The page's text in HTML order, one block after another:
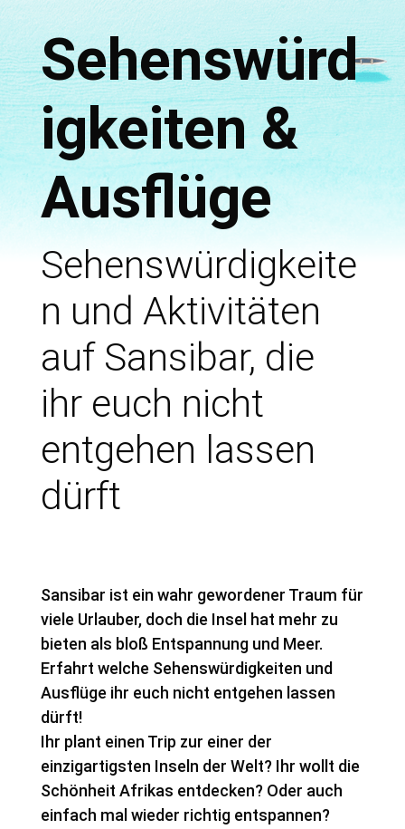
Sehenswürd
igkeiten &
Ausflüge
Sehenswürdigkeite
n und Aktivitäten
auf Sansibar, die
ihr euch nicht
entgehen lassen
dürft
Sansibar ist ein wahr gewordener Traum für
viele Urlauber, doch die Insel hat mehr zu
bieten als bloß Entspannung und Meer.
Erfahrt welche Sehenswürdigkeiten und
Ausflüge ihr euch nicht entgehen lassen
dürft!
Ihr plant einen Trip zur einer der
einzigartigsten Inseln der Welt? Ihr wollt die
Schönheit Afrikas entdecken? Oder auch
einfach mal wieder richtig entspannen?